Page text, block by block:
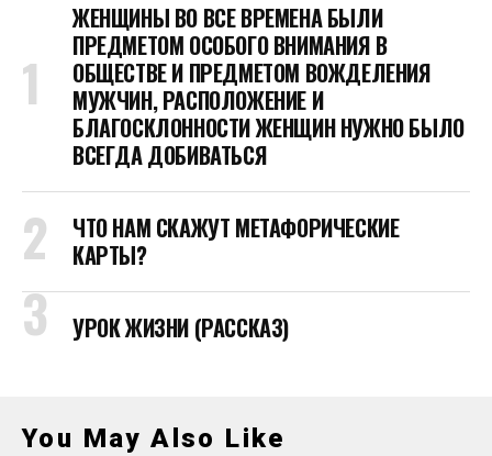
ЖЕНЩИНЫ ВО ВСЕ ВРЕМЕНА БЫЛИ
ПРЕДМЕТОМ ОСОБОГО ВНИМАНИЯ В
ОБЩЕСТВЕ И ПРЕДМЕТОМ ВОЖДЕЛЕНИЯ
МУЖЧИН, РАСПОЛОЖЕНИЕ И
БЛАГОСКЛОННОСТИ ЖЕНЩИН НУЖНО БЫЛО
ВСЕГДА ДОБИВАТЬСЯ
ЧТО НАМ СКАЖУТ МЕТАФОРИЧЕСКИЕ
КАРТЫ?
УРОК ЖИЗНИ (РАССКАЗ)
You May Also Like